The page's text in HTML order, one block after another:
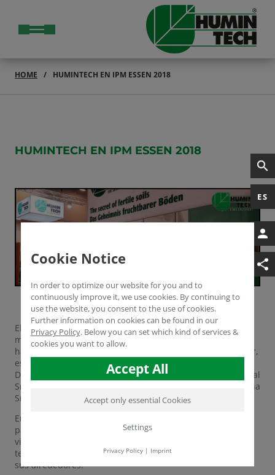
ES
HOME HUMINTECH EN IPM ESSEN 2018
HUMINTECH EN IPM ESSEN 2018
El IPM de Alemania en la ciudad de Essen es la feria líder
mundial para profesionales del sector hortícola. Desde
hace más de 10 años, Humintech participa como expositor,
esta vez representado por el Director Técnico y Comercial
Dr. Yasser Dergham, el Director de Areal Europa Occidental
Sr. Volker Gerdelmann y el Director de Areal América Latina
Sr. Vicente Jaramillo.
En los stands del IPM, más de 1.500 expositores de 45
países se dan la mano con más de 57.000 profesionales
visitantes para compartir ideas sobre nuevas tendencias,
tecnologías, problemas y soluciones en la horticultura y
sus alrededores.
Cookie Notice
In order to optimize our website for you and to
continuously improve it, we use cookies. By continuing to
use the website, you consent to the use of cookies.
Further information on cookies can be found in our
Privacy Policy. Below you can set which kind of services &
cookies you want to allow.
Accept All
Accept only essential Cookies
Settings
Privacy Policy| Imprint